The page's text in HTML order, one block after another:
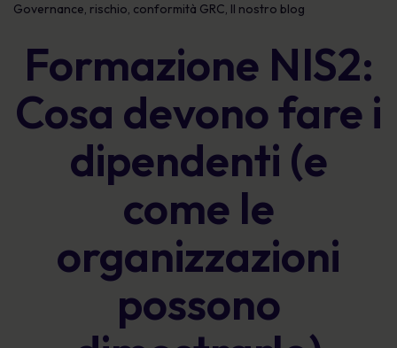
Governance, rischio, conformità GRC, Il nostro blog
Formazione NIS2:
Cosa devono fare i
dipendenti (e
come le
organizzazioni
possono